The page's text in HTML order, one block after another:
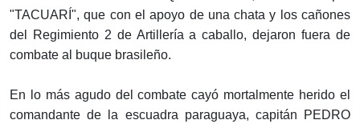
"TACUARÍ", que con el apoyo de una chata y los cañones
del Regimiento 2 de Artillería a caballo, dejaron fuera de
combate al buque brasileño.
En lo más agudo del combate cayó mortalmente herido el
comandante de la escuadra paraguaya, capitán PEDRO